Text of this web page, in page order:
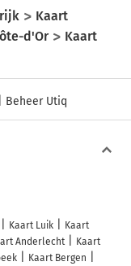
Kaart
d'Or
Kaart
Beheer Utiq
Kaart Luik
Kaart
Anderlecht
Kaart
Kaart Bergen